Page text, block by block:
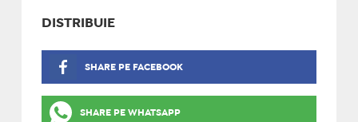
DISTRIBUIE
SHARE PE FACEBOOK
SHARE PE WHATSAPP